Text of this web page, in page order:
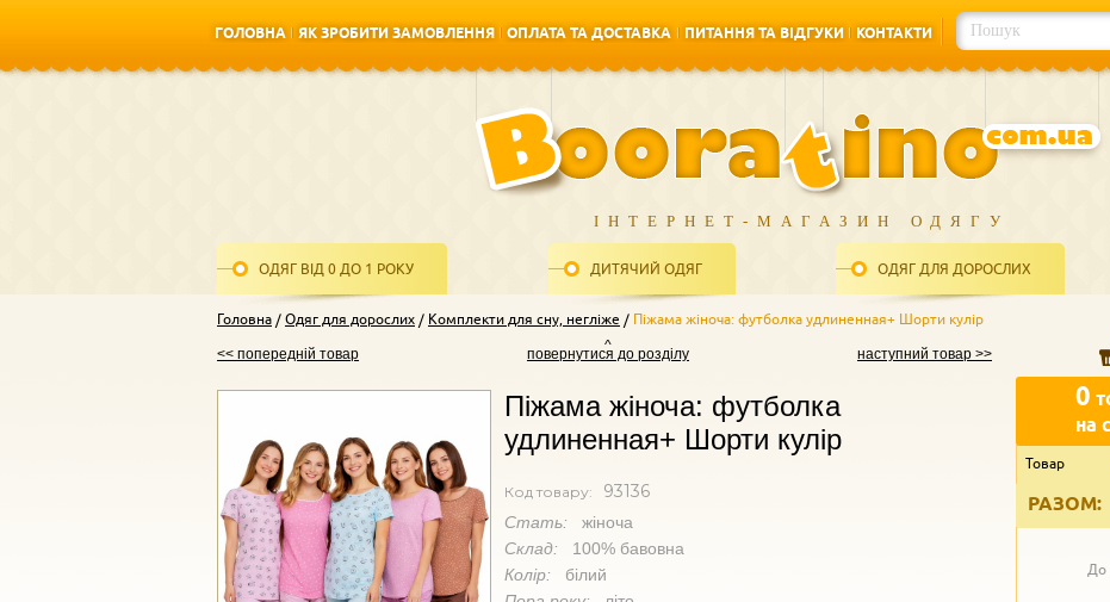
ГОЛОВНА
ЯК ЗРОБИТИ ЗАМОВЛЕННЯ
ОПЛАТА ТА ДОСТАВКА
ПИТАННЯ ТА ВІДГУКИ
КОНТАКТИ
ІНТЕРНЕТ-МАГАЗИН ОДЯГУ
ОДЯГ ВІД 0 ДО 1 РОКУ ДИТЯЧИЙ ОДЯГ ОДЯГ ДЛЯ ДОРОСЛИХ
Головна Одяг для дорослих Комплекти для сну, негліже Піжама жіноча: футболка удлиненная+ Шорти кулір
0
на
Товар
РАЗОМ:
До
<< попередній товар наступний товар >>
повернутися до розділу
Піжама жіноча: футболка
удлиненная+ Шорти кулір
Код товару: 93136
Стать: жіноча
Склад: 100% бавовна
Колір: білий